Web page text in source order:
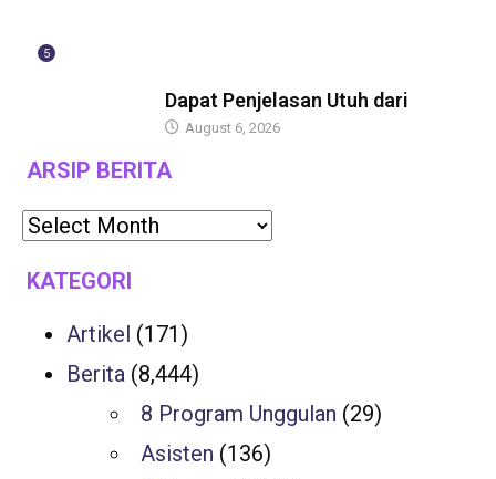
5
Dapat Penjelasan Utuh dari
August 6, 2026
ARSIP BERITA
KATEGORI
Artikel (171)
Berita (8,444)
8 Program Unggulan (29)
Asisten (136)